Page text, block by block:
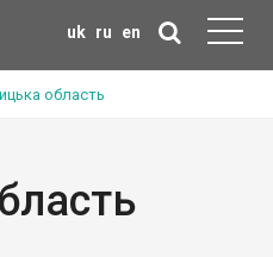
uk ru en
область